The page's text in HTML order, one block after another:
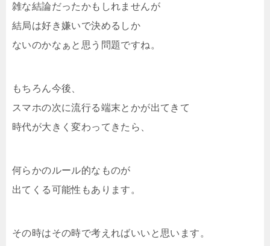
雑な結論だったかもしれませんが
結局は好き嫌いで決めるしか
ないのかなぁと思う問題ですね。
もちろん今後、
スマホの次に流行る端末とかが出てきて
時代が大きく変わってきたら、
何らかのルール的なものが
出てくる可能性もあります。
その時はその時で考えればいいと思います。